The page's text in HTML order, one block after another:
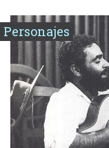
Personajes